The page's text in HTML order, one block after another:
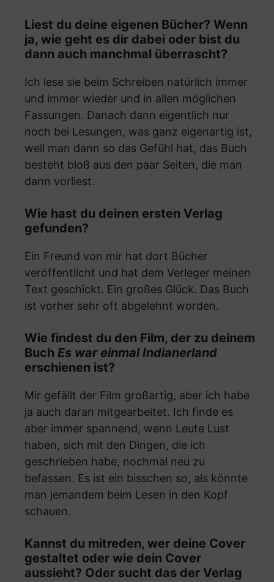
Liest du deine eigenen Bücher? Wenn
ja, wie geht es dir dabei oder bist du
dann auch manchmal überrascht?
Ich lese sie beim Schreiben natürlich immer
und immer wieder und in allen möglichen
Fassungen. Danach dann eigentlich nur
noch bei Lesungen, was ganz eigenartig ist,
weil man dann so das Gefühl hat, das Buch
besteht bloß aus den paar Seiten, die man
dann vorliest.
Wie hast du deinen ersten Verlag
gefunden?
Ein Freund von mir hat dort Bücher
veröffentlicht und hat dem Verleger meinen
Text geschickt. Ein großes Glück. Das Buch
ist vorher sehr oft abgelehnt worden.
Wie findest du den Film, der zu deinem
Buch Es war einmal Indianerland
erschienen ist?
Mir gefällt der Film großartig, aber ich habe
ja auch daran mitgearbeitet. Ich finde es
aber immer spannend, wenn Leute Lust
haben, sich mit den Dingen, die ich
geschrieben habe, nochmal neu zu
befassen. Es ist ein bisschen so, als könnte
man jemandem beim Lesen in den Kopf
schauen.
Kannst du mitreden, wer deine Cover
gestaltet oder wie dein Cover
aussieht? Oder sucht das der Verlag